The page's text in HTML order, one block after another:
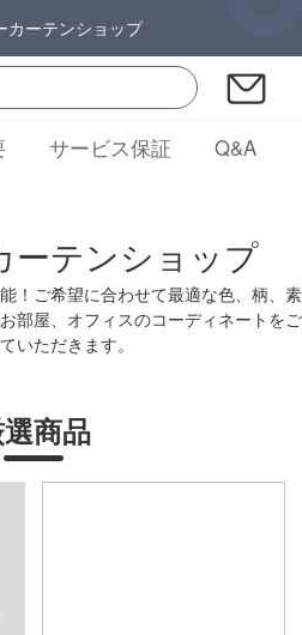
カーテンショップ
サービス保証 Q&A
ーテンショップ
！ご希望に合わせて最適な色、柄、素
部屋、オフィスのコーディネートをご
いただきます。
商品